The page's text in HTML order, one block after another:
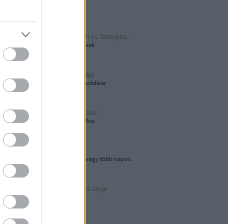
Harmadik Birodalom vs. Szovjetunió
A Katyusa meg a többiek
A hamburger őshazája
80 éves újjáépítés elhúzódása
Tökön-babon keresztül
Wehrmacht Einheits-Pkw
Egynapos kirándulás vagy több napos
városnézés
Az áramvonalas autó atyja
Járay Pál